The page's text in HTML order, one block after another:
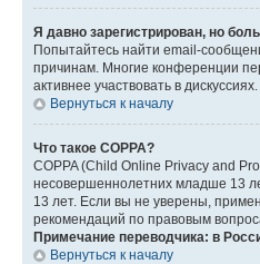
Я давно зарегистрирован, но
Попытайтесь найти email-
причинам. Многие конференции
активнее участвовать в дискуссиях.
Вернуться к началу
Что такое COPPA?
COPPA (Child Online Privacy and
несовершеннолетних младше 13
13 лет. Если вы не уверены,
рекомендаций по правовым
Примечание переводчика: в
Вернуться к началу